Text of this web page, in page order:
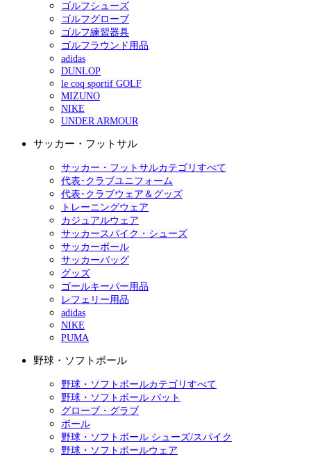
ゴルフシューズ
ゴルフグローブ
ゴルフ練習器具
ゴルフラウンド用品
adidas
DUNLOP
le coq sportif GOLF
MIZUNO
NIKE
UNDER ARMOUR
サッカー・フットサル
サッカー・フットサルカテゴリすべて
代表･クラブユニフォーム
代表･クラブウェア＆グッズ
トレーニングウェア
カジュアルウェア
サッカースパイク・シューズ
サッカーボール
サッカーバッグ
グッズ
ゴールキーパー用品
レフェリー用品
adidas
NIKE
PUMA
野球・ソフトボール
野球・ソフトボールカテゴリすべて
野球・ソフトボール バット
グローブ・グラブ
ボール
野球・ソフトボール シューズ/スパイク
野球・ソフトボールウェア